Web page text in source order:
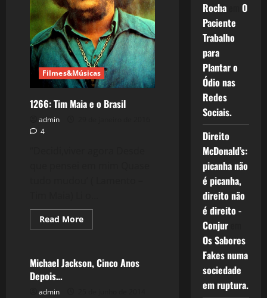
Filmes&Músicas
1266: Tim Maia e o Brasil
admin
4
Read MoreRead
more
Maia
e
Filmes&Músicas
Michael Jackson, Cinco Anos
Depois…
admin
Rochaem O
Paciente
Trabalho
para
Plantar o
Ódio nas
Redes
Sociais.
Direito
McDonald’s:
picanha não
é picanha,
direito não
é direito -
Conjurem
Os Sabores
Fakes numa
sociedade
em ruptura.